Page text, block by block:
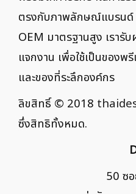
ตรงกับภาพลักษณ์แบรนด์
OEM มาตรฐานสูง เรารั
แจกงาน เพื่อใช้เป็นของ
และของที่ระลึกองค์กร
ลิขสิทธิ์ © 2018
ซึ่งสิทธิทั้งหมด.
50 ซ